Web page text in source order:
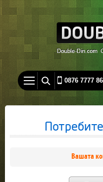
0876 7777 86
Вашата